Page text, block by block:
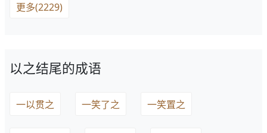
更多(2229)
以之结尾的成语
一以贯之 一笑了之 一笑置之